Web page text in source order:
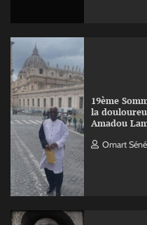
19ème
la
Amadou
Omart